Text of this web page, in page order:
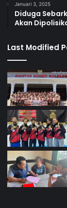
Januari 3, 2025
Diduga
Akan
Last Modified